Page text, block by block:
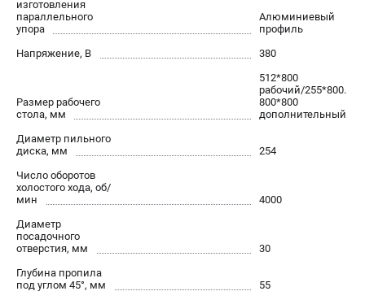
проспект Александровской Фермы, 29АЛ
изготовления
параллельного
упора
Алюминиевый
профиль
Напряжение, В
380
Размер рабочего
стола, мм
512*800
рабочий/255*800.
800*800
дополнительный
Диаметр пильного
диска, мм
254
Число оборотов
холостого хода, об/
мин
4000
Диаметр
посадочного
отверстия, мм
30
Глубина пропила
под углом 45°, мм
55